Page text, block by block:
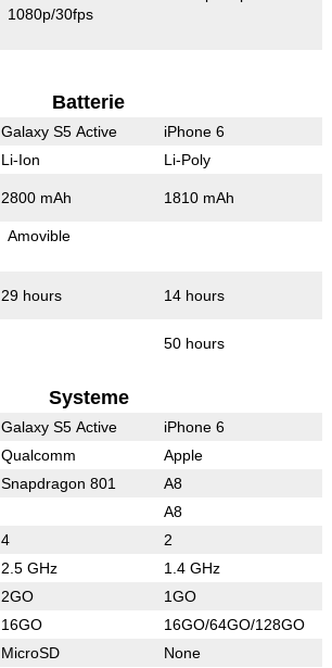
1080p/30fps
Batterie
Galaxy S5 Active iPhone 6
Li-Ion Li-Poly
2800 mAh 1810 mAh
Amovible
29 hours 14 hours
50 hours
Systeme
Galaxy S5 Active iPhone 6
Qualcomm Apple
Snapdragon 801 A8
A8
4 2
2.5 GHz 1.4 GHz
2GO 1GO
16GO 16GO/64GO/128GO
MicroSD None